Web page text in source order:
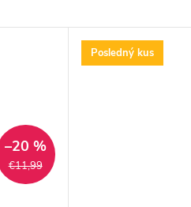
€11,99
–20 %
Posledný kus